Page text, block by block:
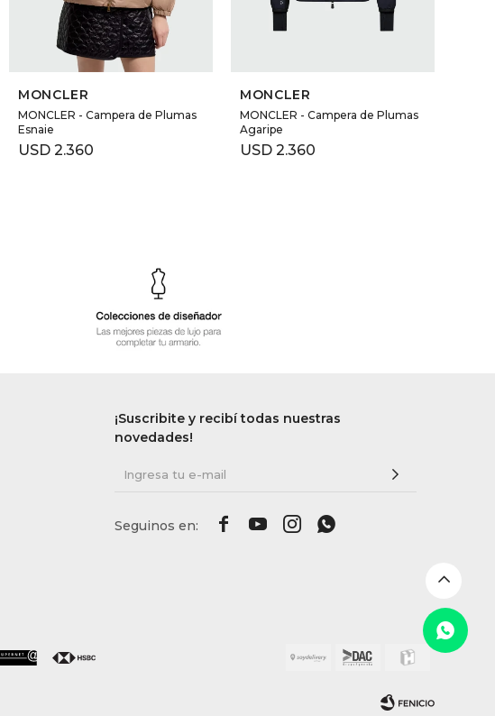
MONCLER
MONCLER - Campera de Plumas
Esnaie
USD 2.360
MONCLER
MONCLER - Campera de Plumas
Agaripe
USD 2.360
¡Suscribite y recibí todas nuestras
novedades!
   